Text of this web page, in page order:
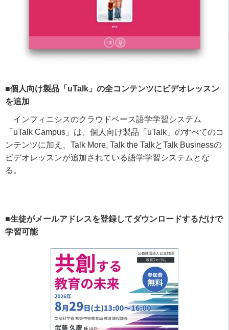
■個人向け製品「uTalk」の全コンテンツにビデオレッスン
を追加
インフィニシスのクラウドベース語学学習システム
「 uTalk Campus 」は、個人向け製品「 uTalk 」のすべてのコ
ンテンツに加え、 Talk More, Talk the TalkとTalk Businessの
ビデオレッスンが追加されている語学学習システムとな
る。
■生徒がメールアドレスを登録してダウンロードするだけで
学習可能